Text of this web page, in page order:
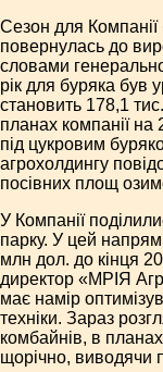
Сезон для
повернулась до
словами
рік для буряка був
становить 178,1
планах компанії на
під цукровим
агрохолдингу
посівних площ
У Компанії
парку. У цей
млн дол. до кінця
директор «МРІЯ
має намір
техніки. Зараз
комбайнів, в
щорічно, виводячи